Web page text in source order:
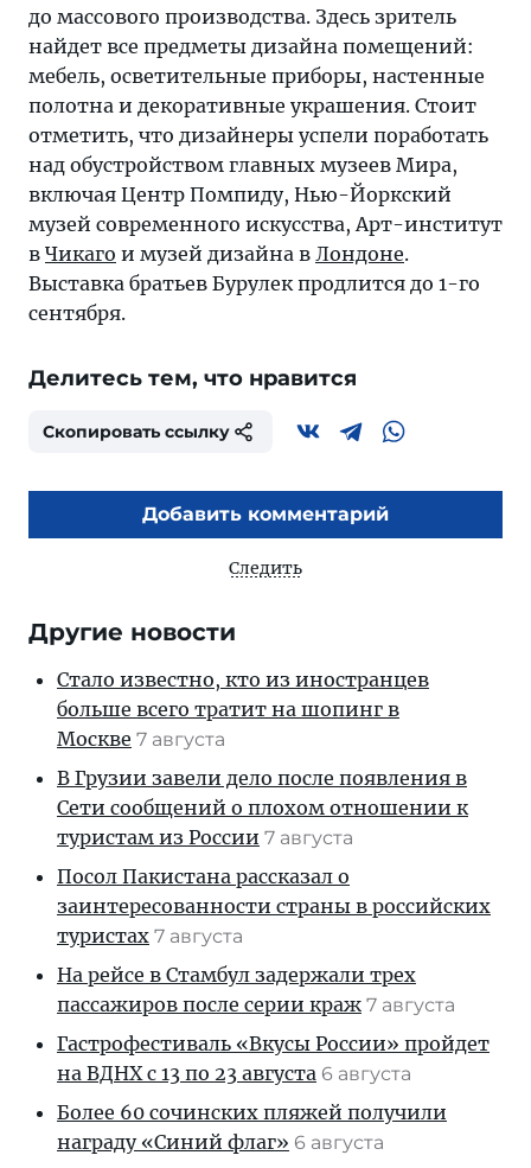
до массового производства. Здесь зритель
найдет все предметы дизайна помещений:
мебель, осветительные приборы, настенные
полотна и декоративные украшения. Стоит
отметить, что дизайнеры успели поработать
над обустройством главных музеев Мира,
включая Центр Помпиду, Нью-Йоркский
музей современного искусства, Арт-институт
в Чикаго и музей дизайна в Лондоне.
Выставка братьев Бурулек продлится до 1-го
сентября.
Делитесь тем, что нравится
Скопировать ссылку
Добавить комментарий
Следить
Другие новости
Стало известно, кто из иностранцев
больше всего тратит на шопинг в
Москве 7 августа
В Грузии завели дело после появления в
Сети сообщений о плохом отношении к
туристам из России 7 августа
Посол Пакистана рассказал о
заинтересованности страны в российских
туристах 7 августа
На рейсе в Стамбул задержали трех
пассажиров после серии краж 7 августа
Гастрофестиваль «Вкусы России» пройдет
на ВДНХ с 13 по 23 августа 6 августа
Более 60 сочинских пляжей получили
награду «Синий флаг» 6 августа